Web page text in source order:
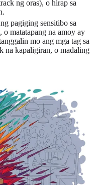
ng oras), o hirap sa
pagiging sensitibo sa
matatapang na amoy ay
mo ang mga tag sa
na kapaligiran, o madaling